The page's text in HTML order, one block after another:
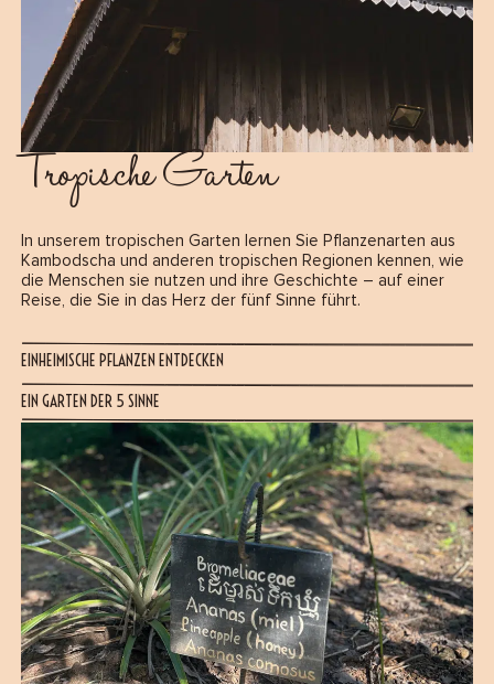
Tropische Garten
In unserem tropischen Garten lernen Sie Pflanzenarten aus
Kambodscha und anderen tropischen Regionen kennen, wie
die Menschen sie nutzen und ihre Geschichte – auf einer
Reise, die Sie in das Herz der fünf Sinne führt.
EINHEIMISCHE PFLANZEN ENTDECKEN
EIN GARTEN DER 5 SINNE